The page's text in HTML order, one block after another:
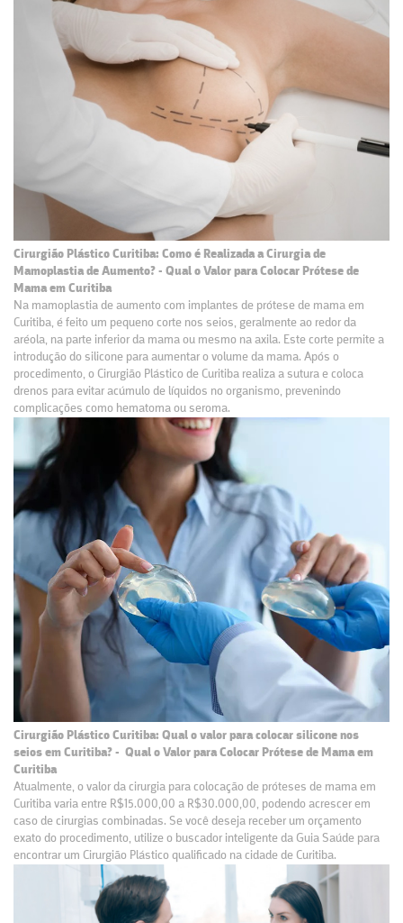
Cirurgião Plástico Curitiba: Como é Realizada a Cirurgia de
Mamoplastia de Aumento? - Qual o Valor para Colocar Prótese de
Mama em Curitiba
Na mamoplastia de aumento com implantes de prótese de mama em
Curitiba, é feito um pequeno corte nos seios, geralmente ao redor da
aréola, na parte inferior da mama ou mesmo na axila. Este corte permite a
introdução do silicone para aumentar o volume da mama. Após o
procedimento, o Cirurgião Plástico de Curitiba realiza a sutura e coloca
drenos para evitar acúmulo de líquidos no organismo, prevenindo
complicações como hematoma ou seroma.
Cirurgião Plástico Curitiba: Qual o valor para colocar silicone nos
seios em Curitiba? - Qual o Valor para Colocar Prótese de Mama em
Curitiba
Atualmente, o valor da cirurgia para colocação de próteses de mama em
Curitiba varia entre R$15.000,00 a R$30.000,00, podendo acrescer em
caso de cirurgias combinadas. Se você deseja receber um orçamento
exato do procedimento, utilize o buscador inteligente da Guia Saúde para
encontrar um Cirurgião Plástico qualificado na cidade de Curitiba.